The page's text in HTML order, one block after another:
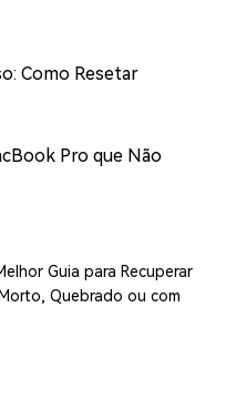
Como Resetar
Pro que Não
Guia para Recuperar
Quebrado ou com